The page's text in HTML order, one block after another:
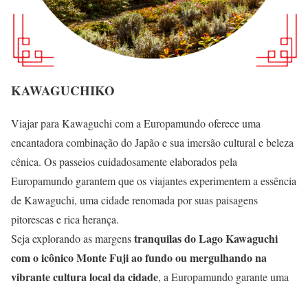
KAWAGUCHIKO
Viajar para Kawaguchi com a Europamundo oferece uma
encantadora combinação do Japão e sua imersão cultural e beleza
cênica. Os passeios cuidadosamente elaborados pela
Europamundo garantem que os viajantes experimentem a essência
de Kawaguchi, uma cidade renomada por suas paisagens
pitorescas e rica herança.
Seja explorando as margenstranquilas do Lago Kawaguchi
com o icônico Monte Fuji ao fundo ou mergulhando na
vibrante cultura local da cidade, a Europamundo garante uma